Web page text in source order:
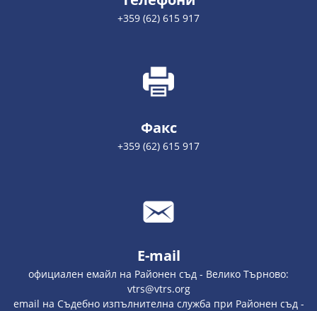
+359 (62) 615 917
Факс
+359 (62) 615 917
E-mail
официален емайл на Районен съд - Велико Търново:
vtrs@vtrs.org
email на Съдебно изпълнителна служба при Районен съд -